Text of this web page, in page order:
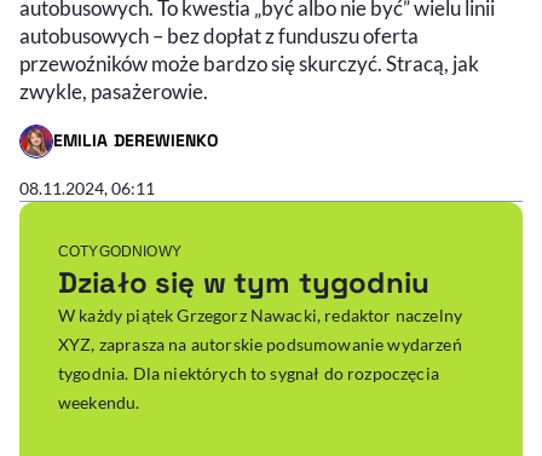
autobusowych. To kwestia „być albo nie być” wielu linii
autobusowych – bez dopłat z funduszu oferta
przewoźników może bardzo się skurczyć. Stracą, jak
zwykle, pasażerowie.
EMILIA DEREWIENKO
- AUTOR ARTYKUŁU - PROFIL
08.11.2024, 06:11